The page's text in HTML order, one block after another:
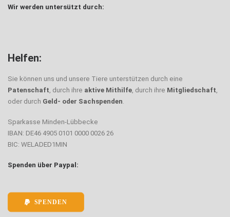
Wir werden untersützt durch:
Helfen:
Sie können uns und unsere Tiere unterstützen durch eine
Patenschaft, durch ihre aktive Mithilfe, durch ihre Mitgliedschaft,
oder durch Geld- oder Sachspenden.
Sparkasse Minden-Lübbecke
IBAN: DE46 4905 0101 0000 0026 26
BIC: WELADED1MIN
Spenden über Paypal:
SPENDEN